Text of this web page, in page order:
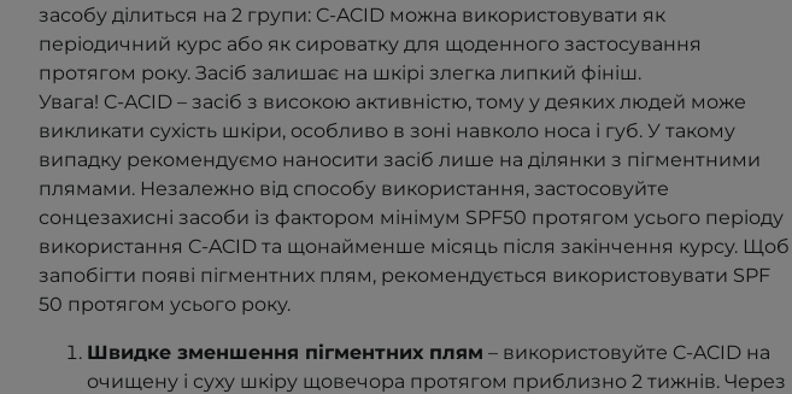
засобу ділиться на 2 групи: C-ACID можна використовувати як
періодичний курс або як сироватку для щоденного застосування
протягом року. Засіб залишає на шкірі злегка липкий фініш.
Увага! C-ACID – засіб з високою активністю, тому у деяких людей може
викликати сухість шкіри, особливо в зоні навколо носа і губ. У такому
випадку рекомендуємо наносити засіб лише на ділянки з пігментними
плямами. Незалежно від способу використання, застосовуйте
сонцезахисні засоби із фактором мінімум SPF50 протягом усього періоду
використання C-ACID та щонайменше місяць після закінчення курсу. Щоб
запобігти появі пігментних плям, рекомендується використовувати SPF
50 протягом усього року.
Швидке зменшення пігментних плям – використовуйте C-ACID на
очищену і суху шкіру щовечора протягом приблизно 2 тижнів. Через